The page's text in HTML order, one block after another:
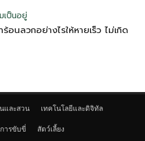
เป็นอยู่
อนลวกอย่างไรให้หายเร็ว ไม่เกิด
และสวน เทคโนโลยีและดิจิทัล
ารขับขี่ สัตว์เลี้ยง